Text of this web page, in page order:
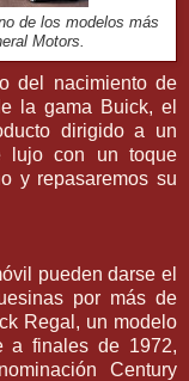
de los modelos más
Motors.
del nacimiento de
la gama Buick, el
dirigido a un
lujo con un toque
y repasaremos su
pueden darse el
por más de
Regal, un modelo
a finales de 1972,
Century